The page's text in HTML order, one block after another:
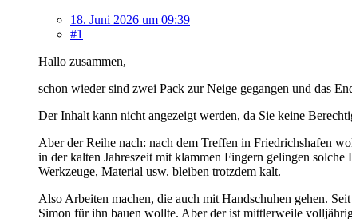
18. Juni 2026 um 09:39
#1
Hallo zusammen,
schon wieder sind zwei Pack zur Neige gegangen und das
Der Inhalt kann nicht angezeigt werden, da Sie keine
Aber der Reihe nach: nach dem Treffen in Friedrichshafen
in der kalten Jahreszeit mit klammen Fingern gelingen
Werkzeuge, Material usw. bleiben trotzdem kalt.
Also Arbeiten machen, die auch mit Handschuhen gehen.
Simon für ihn bauen wollte. Aber der ist mittlerweile